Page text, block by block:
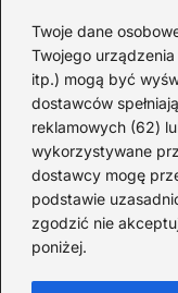
Twoje dane
Twojego
itp.) mogą być
dostawców
reklamowych (62)
wykorzystywane
dostawcy mogę
podstawie
zgodzić nie
poniżej.